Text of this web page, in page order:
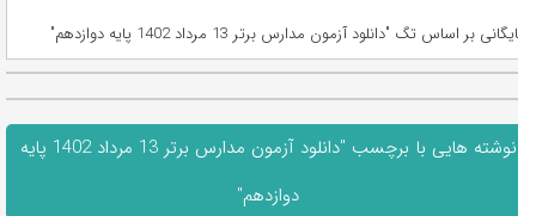
بایگانی بر اساس تگ "دانلود آزمون مدارس برتر 13 مرداد 1402 پایه دوازدهم"
نوشته هایی با برچسب "دانلود آزمون مدارس برتر 13 مرداد 1402 پایه
دوازدهم"